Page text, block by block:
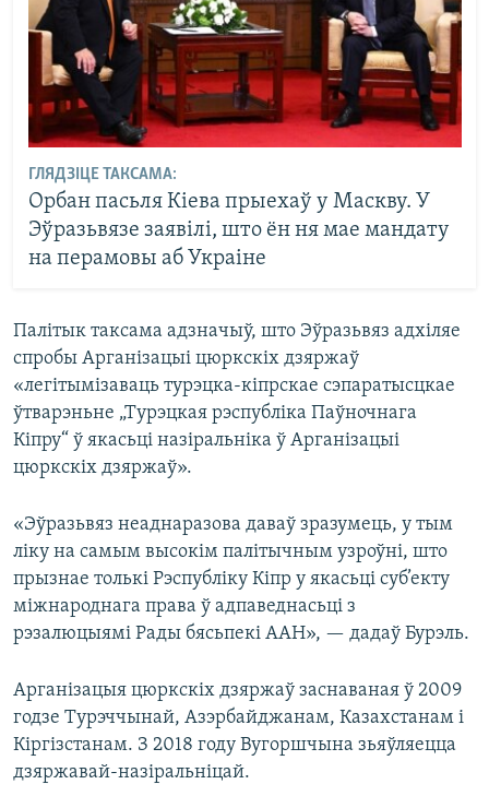
ГЛЯДЗІЦЕ ТАКСАМА:
Орбан пасьля Кіева прыехаў у Маскву. У
Эўразьвязе заявілі, што ён ня мае мандату
на перамовы аб Украіне
Палітык таксама адзначыў, што Эўразьвяз адхіляе
спробы Арганізацыі цюркскіх дзяржаў
«легітымізаваць турэцка-кіпрскае сэпаратысцкае
ўтварэньне „Турэцкая рэспубліка Паўночнага
Кіпру“ ў якасьці назіральніка ў Арганізацыі
цюркскіх дзяржаў».
«Эўразьвяз неаднаразова даваў зразумець, у тым
ліку на самым высокім палітычным узроўні, што
прызнае толькі Рэспубліку Кіпр у якасьці суб’екту
міжнароднага права ў адпаведнасьці з
рэзалюцыямі Рады бясьпекі ААН», — дадаў Бурэль.
Арганізацыя цюркскіх дзяржаў заснаваная ў 2009
годзе Турэччынай, Азэрбайджанам, Казахстанам і
Кіргізстанам. З 2018 году Вугоршчына зьяўляецца
дзяржавай-назіральніцай.